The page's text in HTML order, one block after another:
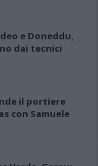
e Doneddu,
dai tecnici
il portiere
con Samuele